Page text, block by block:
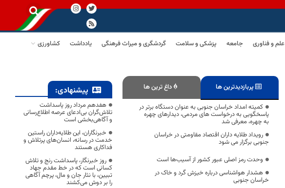
علم و فناوری جامعه پزشکی و سلامت گردشگری و میراث فرهنگی یادداشت
کشاورزی
پربازدیدترین ها داغ ترین ها
کمیته امداد خراسان جنوبی به عنوان دستگاه برتر در
پاسخگویی به درخواست های مردمی، دیدارهای چهره
به چهره، معرفی شد
رویداد طلایه داران اقتصاد مقاومتی در خراسان
جنوبی برگزار می شود
وحدت رمز اصلی عبور کشور از آسیب‌ها است
هشدار هواشناسی درباره خیزش گرد و خاک در
خراسان جنوبی
پیشنهادی:
هفدهم مرداد روز پاسداشت
تلاش‌گران بی‌ادعای عرصه اطلاع‌رسانی
و آگاهی‌بخشی است
خبرنگاران، این طلایه‌داران راستین
خدمت در رسانه، انسان‌های پرتلاش و
فداکاری هستند
روز خبرنگار، پاسداشت رنج و تلاش
کسانی است که در خط مقدم جهاد
تبیین، با نثار جان و مال، پرچم آگاهی
را بر دوش می‌کشند